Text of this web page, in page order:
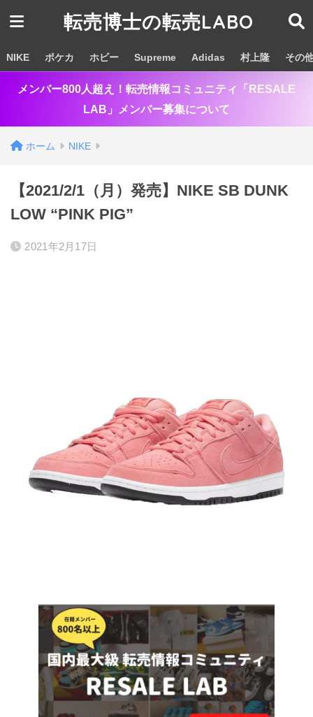
転売博士の転売LABO
NIKE ポケカ ホビー Supreme Adidas 村上隆 その
メンバー800人超え！転売情報コミュニティ「RESALE
LAB」メンバー募集について
ホーム NIKE
【2021/2/1（月）発売】NIKE SB DUNK
LOW “PINK PIG”
2021年2月17日